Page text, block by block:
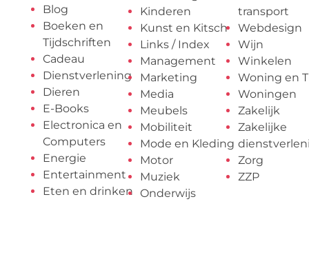
Blog
Boeken en
Tijdschriften
Cadeau
Dienstverlening
Dieren
E-Books
Electronica en
Computers
Energie
Entertainment
Eten en drinken
Kinderen
Kunst en Kitsch
Links / Index
Management
Marketing
Media
Meubels
Mobiliteit
Mode en Kleding
Motor
Muziek
Onderwijs
transport
Webdesign
Wijn
Winkelen
Woning en
Woningen
Zakelijk
Zakelijke
Zorg
ZZP